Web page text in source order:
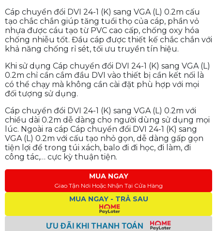
Cáp chuyển đổi DVI 24-1 (K) sang VGA (L) 0.2m cấu
tạo chắc chắn giúp tăng tuổi thọ của cáp, phần vỏ
nhựa được cáu tạo từ PVC cao cấp, chống oxy hóa
chống nhiễu tốt. Đầu cáp được thiết kế chắc chắn với
khả năng chống rỉ sét, tối ưu truyền tín hiệu.
Khi sử dụng Cáp chuyển đổi DVI 24-1 (K) sang VGA (L)
0.2m chỉ cần cắm đầu DVI vào thiết bị cần kết nối là
có thể chạy mà không cần cài đặt phù hợp với mọi
đối tượng sử dụng.
Cáp chuyển đổi DVI 24-1 (K) sang VGA (L) 0.2m với
chiều dài 0.2m dễ dàng cho người dùng sử dụng mọi
lúc. Ngoài ra cáp Cáp chuyển đổi DVI 24-1 (K) sang
VGA (L) 0.2m với cấu tạo nhỏ gọn, dễ dàng gấp gọn
tiện lợi để trong túi xách, balo đi đi học, đi làm, đi
công tác,… cực kỳ thuận tiện.
MUA NGAY
Giao Tận Nơi Hoặc Nhận Tại Cửa Hàng
MUA NGAY - TRẢ SAU
ƯU ĐÃI KHI THANH TOÁN